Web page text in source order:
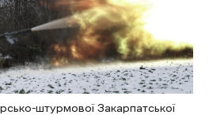
штурмової Закарпатської